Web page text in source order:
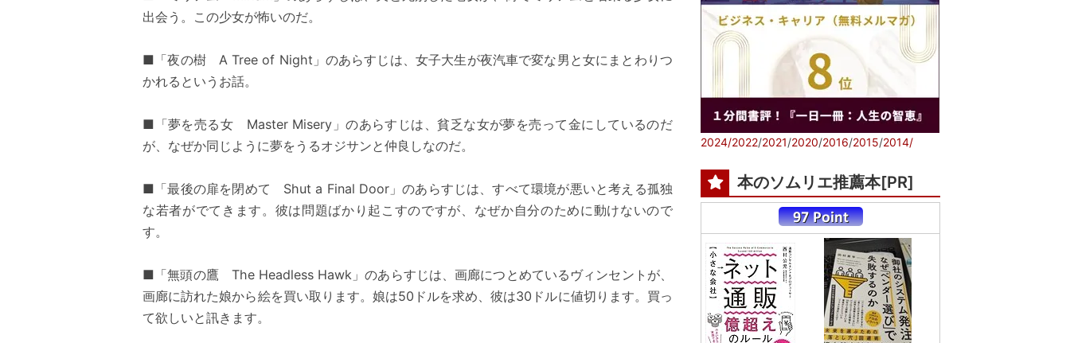
出会う。この少女が怖いのだ。
■「夜の樹 A Tree of Night」のあらすじは、女子大生が夜汽車で変な男と女にまとわりつ
かれるというお話。
■「夢を売る女 Master Misery」のあらすじは、貧乏な女が夢を売って金にしているのだ
が、なぜか同じように夢をうるオジサンと仲良しなのだ。
■「最後の扉を閉めて Shut a Final Door」のあらすじは、すべて環境が悪いと考える孤独
な若者がでてきます。彼は問題ばかり起こすのですが、なぜか自分のために動けないので
す。
■「無頭の鷹 The Headless Hawk」のあらすじは、画廊につとめているヴィンセントが、
画廊に訪れた娘から絵を買い取ります。娘は50ドルを求め、彼は30ドルに値切ります。買っ
て欲しいと訊きます。
2024/2022/2021/2020/2016/2015/2014/
本のソムリエ推薦本[PR]